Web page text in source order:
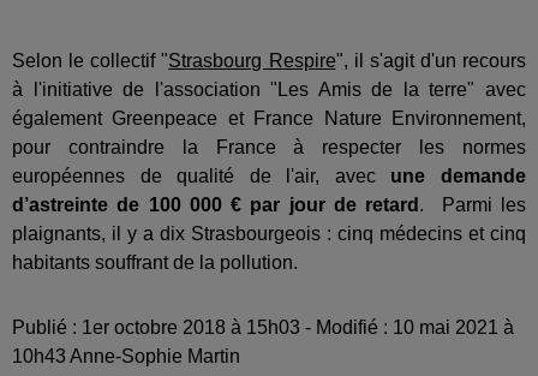
Selon le collectif"Strasbourg Respire", il s'agit d'un recours
à l'initiative de l'association "Les Amis de la terre" avec
également Greenpeace et France Nature Environnement,
pour contraindre la France à respecter les normes
européennes de qualité de l'air, avec une demande
d’astreinte de 100 000 € par jour de retard . Parmi les
plaignants, il y a dix Strasbourgeois : cinq médecins et cinq
habitants souffrant de la pollution.
Publié : 1er octobre 2018 à 15h03 - Modifié : 10 mai 2021 à
10h43 Anne-Sophie Martin